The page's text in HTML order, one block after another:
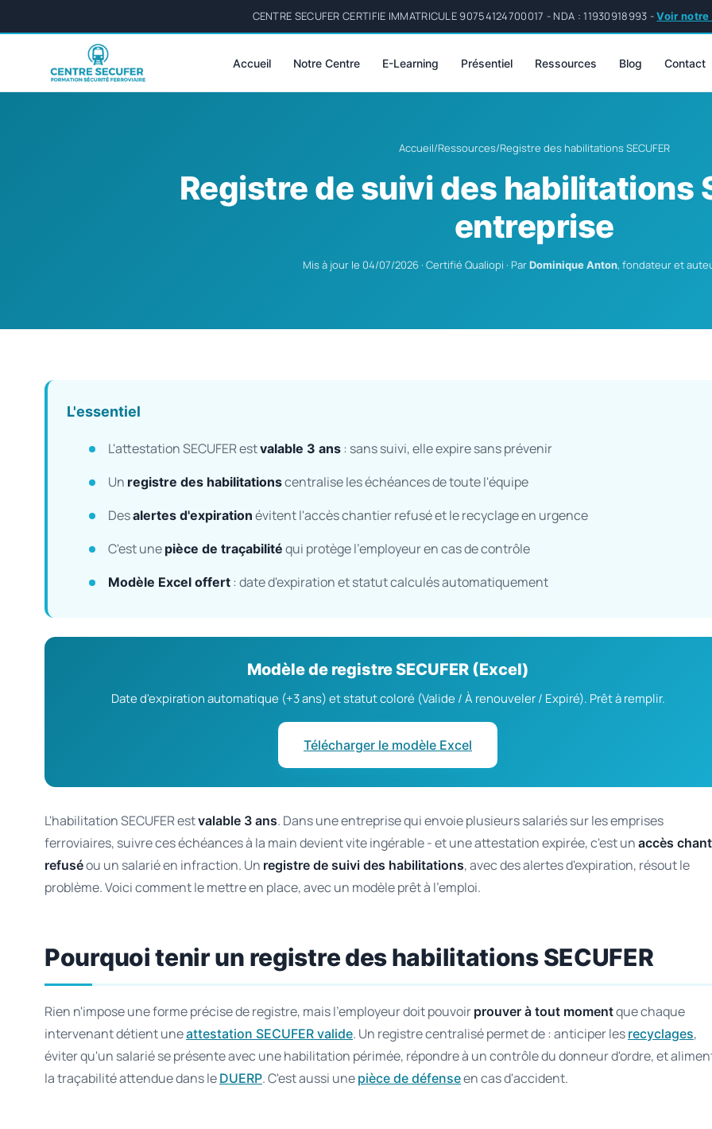
CENTRE SECUFER CERTIFIE IMMATRICULE 90754124700017 - NDA : 11930918993 -Voir notre
Accueil Notre Centre E-Learning Présentiel Ressources Blog Contact
Accueil/Ressources/Registre des habilitations SECUFER
Registre de suivi des habilitations
entreprise
Mis à jour le 04/07/2026 · Certifié Qualiopi · ParDominique Anton, fondateur et
L'essentiel
L'attestation SECUFER estvalable 3 ans : sans suivi, elle expire sans prévenir
Un registre des habilitationscentralise les échéances de toute l'équipe
Desalertes d'expiration évitent l'accès chantier refusé et le recyclage en urgence
C'est une pièce de traçabilité qui protège l'employeur en cas de contrôle
Modèle Excel offert : date d'expiration et statut calculés automatiquement
Modèle de registre SECUFER (Excel)
Date d'expiration automatique (+3 ans) et statut coloré (Valide / À renouveler / Expiré). Prêt à remplir.
Télécharger le modèle Excel
L'habilitation SECUFER estvalable 3 ans. Dans une entreprise qui envoie plusieurs salariés sur les emprises
ferroviaires, suivre ces échéances à la main devient vite ingérable - et une attestation expirée, c'est un accès
refuséou un salarié en infraction. Un registre de suivi des habilitations, avec des alertes d'expiration, résout le
problème. Voici comment le mettre en place, avec un modèle prêt à l'emploi.
Pourquoi tenir un registre des habilitations SECUFER
Rien n'impose une forme précise de registre, mais l'employeur doit pouvoir prouver à tout momentque chaque
intervenant détient uneattestation SECUFER valide. Un registre centralisé permet de : anticiper les recyclages,
éviter qu'un salarié se présente avec une habilitation périmée, répondre à un contrôle du donneur d'ordre, et
la traçabilité attendue dans le DUERP. C'est aussi une pièce de défenseen cas d'accident.